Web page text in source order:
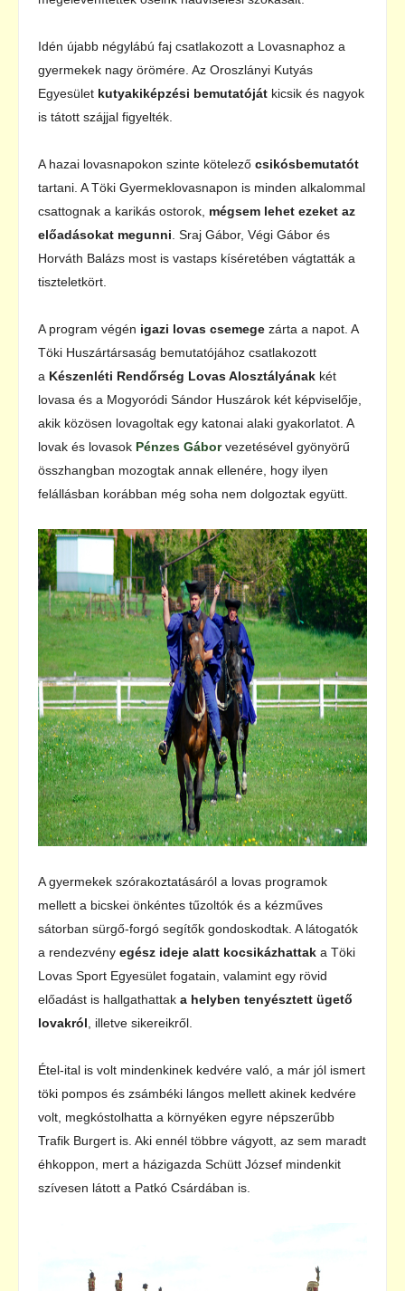
Idén újabb négylábú faj csatlakozott a Lovasnaphoz a
gyermekek nagy örömére. Az Oroszlányi Kutyás
Egyesület kutyakiképzési bemutatóját kicsik és nagyok
is tátott szájjal figyelték.
A hazai lovasnapokon szinte kötelező csikósbemutatót
tartani. A Töki Gyermeklovasnapon is minden alkalommal
csattognak a karikás ostorok, mégsem lehet ezeket az
előadásokat megunni . Sraj Gábor, Végi Gábor és
Horváth Balázs most is vastaps kíséretében vágtatták a
tiszteletkört.
A program végén igazi lovas csemege zárta a napot. A
Töki Huszártársaság bemutatójához csatlakozott
a Készenléti Rendőrség Lovas Alosztályának két
lovasa és a Mogyoródi Sándor Huszárok két képviselője,
akik közösen lovagoltak egy katonai alaki gyakorlatot. A
lovak és lovasok Pénzes Gáborvezetésével gyönyörű
összhangban mozogtak annak ellenére, hogy ilyen
felállásban korábban még soha nem dolgoztak együtt.
A gyermekek szórakoztatásáról a lovas programok
mellett a bicskei önkéntes tűzoltók és a kézműves
sátorban sürgő-forgó segítők gondoskodtak. A látogatók
a rendezvény egész ideje alatt kocsikázhattak a Töki
Lovas Sport Egyesület fogatain, valamint egy rövid
előadást is hallgathattak a helyben tenyésztett ügető
lovakról , illetve sikereikről.
Étel-ital is volt mindenkinek kedvére való, a már jól ismert
töki pompos és zsámbéki lángos mellett akinek kedvére
volt, megkóstolhatta a környéken egyre népszerűbb
Trafik Burgert is. Aki ennél többre vágyott, az sem maradt
éhkoppon, mert a házigazda Schütt József mindenkit
szívesen látott a Patkó Csárdában is.